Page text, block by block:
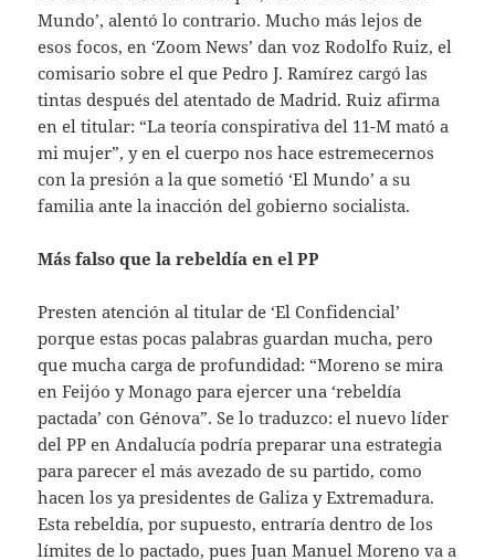
Mundo’, alentó lo contrario. Mucho más lejos de
esos focos, en ‘Zoom News’ dan voz Rodolfo Ruiz, el
comisario sobre el que Pedro J. Ramírez cargó las
tintas después del atentado de Madrid. Ruiz afirma
en el titular: “La teoría conspirativa del 11-M mató a
mi mujer”, y en el cuerpo nos hace estremecernos
con la presión a la que sometió ‘El Mundo’ a su
familia ante la inacción del gobierno socialista.
Más falso que la rebeldía en el PP
Presten atención al titular de ‘El Confidencial’
porque estas pocas palabras guardan mucha, pero
que mucha carga de profundidad: “Moreno se mira
en Feijóo y Monago para ejercer una ‘rebeldía
pactada’ con Génova”. Se lo traduzco: el nuevo líder
del PP en Andalucía podría preparar una estrategia
para parecer el más avezado de su partido, como
hacen los ya presidentes de Galiza y Extremadura.
Esta rebeldía, por supuesto, entraría dentro de los
límites de lo pactado, pues Juan Manuel Moreno va a